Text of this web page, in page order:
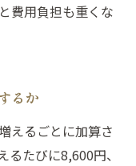
費用負担も重くな
るか
えるごとに加算さ
たびに8,600円、